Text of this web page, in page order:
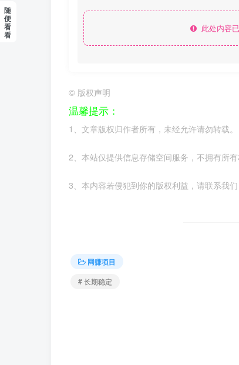
此处内容
© 版权声明
温馨提示：
1、文章版权归作者所有，未经允许请勿转载。
2、本站仅提供信息存储空间服务，不拥有所有
3、本内容若侵犯到你的版权利益，请联系我
网赚项目
# 长期稳定
随
便
看
看